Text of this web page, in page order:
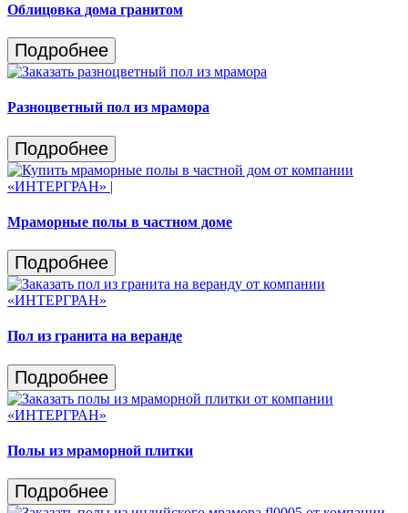
Облицовка дома гранитом
Подробнее
Разноцветный пол из мрамора
Подробнее
Мраморные полы в частном доме
Подробнее
Пол из гранита на веранде
Подробнее
Полы из мраморной плитки
Подробнее